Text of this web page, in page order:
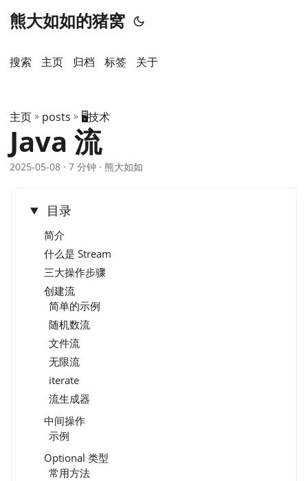
熊大如如的猪窝
搜索 主页 ️归档 标签 关于
主页 » posts » 🖥️技术
Java 流
2025-05-08 · 7 分钟 · 熊大如如
目录
简介
什么是 Stream
三大操作步骤
创建流
简单的示例
随机数流
文件流
无限流
iterate
流生成器
中间操作
示例
Optional 类型
常用方法